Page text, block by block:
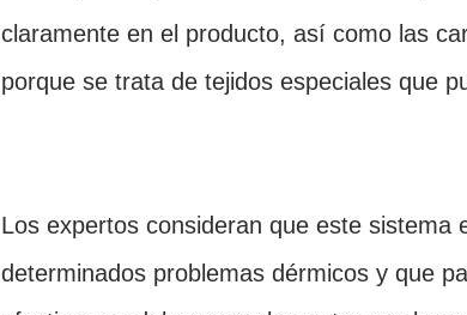
claramente en el producto, así como las
porque se trata de tejidos especiales que
Los expertos consideran que este sistema
determinados problemas dérmicos y que